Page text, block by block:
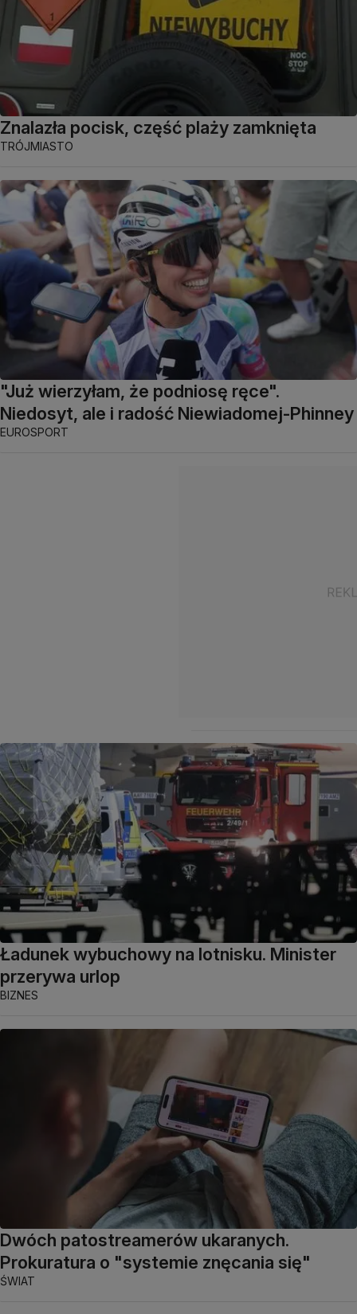
Znalazła pocisk, część plaży zamknięta
TRÓJMIASTO
"Już wierzyłam, że podniosę ręce".
Niedosyt, ale i radość Niewiadomej-Phinney
EUROSPORT
Ładunek wybuchowy na lotnisku. Minister
przerywa urlop
BIZNES
Dwóch patostreamerów ukaranych.
Prokuratura o "systemie znęcania się"
ŚWIAT